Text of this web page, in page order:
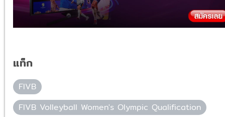
แท็ก
FIVB
FIVB Volleyball Women's Olympic Qualification